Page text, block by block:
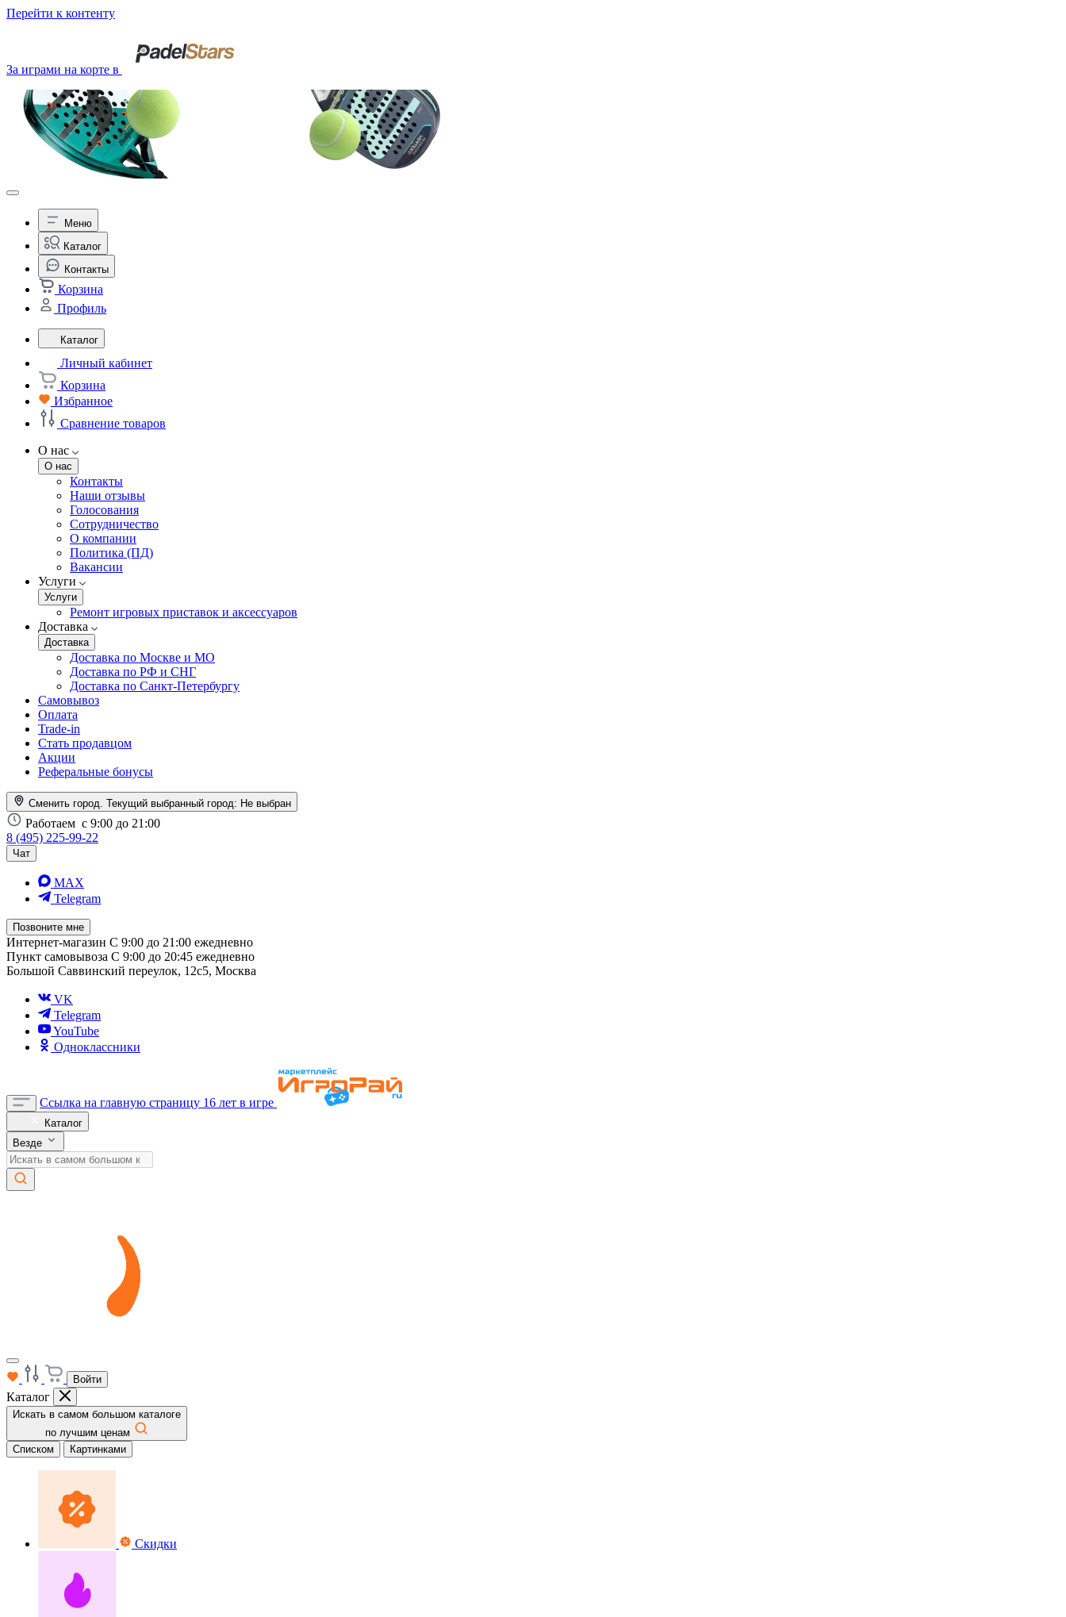
Перейти к контенту
За играми на корте в
Меню
Каталог
Контакты
Корзина
Профиль
Каталог
Личный кабинет
Корзина
Избранное
Сравнение товаров
О нас
О нас
Контакты
Наши отзывы
Голосования
Сотрудничество
О компании
Политика (ПД)
Вакансии
Услуги
Услуги
Ремонт игровых приставок и аксессуаров
Доставка
Доставка
Доставка по Москве и МО
Доставка по РФ и СНГ
Доставка по Санкт-Петербургу
Самовывоз
Оплата
Trade-in
Стать продавцом
Акции
Реферальные бонусы
Сменить город. Текущий выбранный город: Не выбран
Работаем с 9:00 до 21:00
8 (495) 225-99-22
Чат
MAX
Telegram
Позвоните мне
Интернет-магазин С 9:00 до 21:00 ежедневно
Пункт самовывоза С 9:00 до 20:45 ежедневно
Большой Саввинский переулок, 12с5, Москва
VK
Telegram
YouTube
Одноклассники
Ссылка на главную страницу 16 лет в игре
Каталог
Везде
Войти
Каталог
Искать в самом большом каталоге
по лучшим ценам
Списком
Картинками
Скидки